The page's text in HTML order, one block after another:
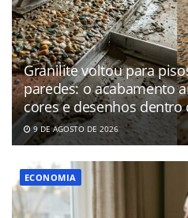
Granilite voltou para
paredes: o acabamento
cores e desenhos dentro
9 DE AGOSTO DE 2026
ECONOMIA